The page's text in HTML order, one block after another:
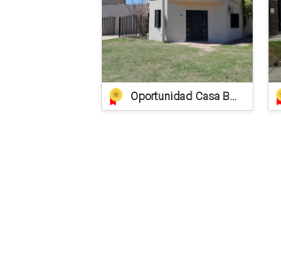
Oportunidad Casa Barrio Villa Del Parque - Crédito Hipotecario